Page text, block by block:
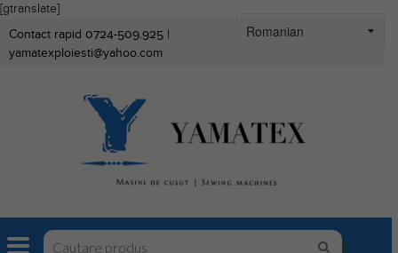
[gtranslate]
Contact rapid 0724-509.925 |
yamatexploiesti@yahoo.com